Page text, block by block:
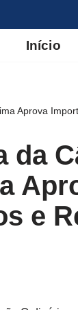
Início
Aprova
da
e